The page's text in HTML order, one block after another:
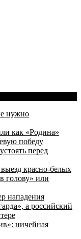
нужно
как «Родина»
победу
перед
красно-белых
голову» или
нападения
а российский
ничейная